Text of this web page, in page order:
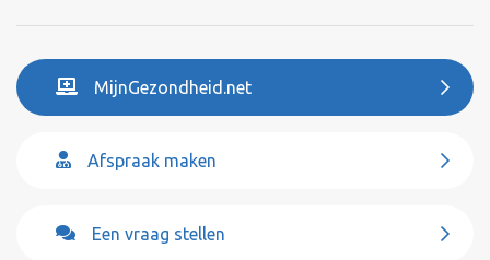
MijnGezondheid.net
Afspraak maken
Een vraag stellen